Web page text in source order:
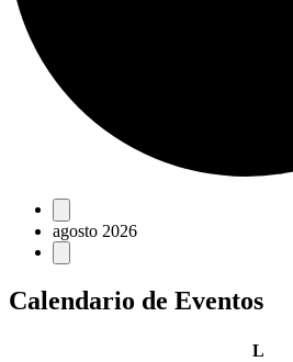
Eventos
agosto 2026
Calendario de Eventos
Llunes